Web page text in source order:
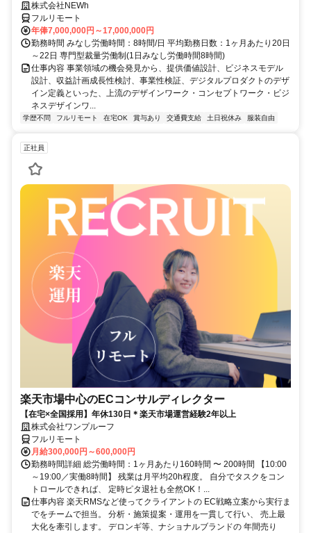
駅 株式会社NEWh
フルリモート
年俸7,000,000円～17,000,000円
勤務時間 みなし労働時間：8時間/日 平均勤務日数：1ヶ月あたり20日
～22日 専門型裁量労働制(1日みなし労働時間8時間)
仕事内容 事業領域の機会発見から、提供価値設計、ビジネスモデル
設計、収益計画成長性検討、事業性検証、デジタルプロダクトのデザ
イン定義といった、上流のデザインワーク・コンセプトワーク・ビジ
ネスデザインワ...
学歴不問 フルリモート 在宅OK 賞与あり 交通費支給 土日祝休み 服装自由
正社員
楽天市場中心のECコンサルディレクター
【在宅×全国採用】年休130日＊楽天市場運営経験2年以上
株式会社ワンプルーフ
フルリモート
月給300,000円～600,000円
勤務時間詳細 総労働時間：1ヶ月あたり160時間 〜 200時間 【10:00
～19:00／実働8時間】 残業は月平均20h程度。 自分でタスクをコン
トロールできれば、 定時ピタ退社も全然OK！...
仕事内容 楽天RMSなど使ってクライアントの EC戦略立案から実行ま
でをチームで担当。 分析・施策提案・運用を一貫して行い、 売上最
大化を牽引します。 デロンギ等、ナショナルブランドの 年間売り